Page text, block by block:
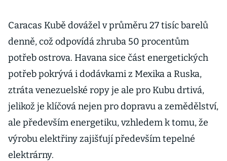
Caracas Kubě dovážel v průměru 27 tisíc barelů
denně, což odpovídá zhruba 50 procentům
potřeb ostrova. Havana sice část energetických
potřeb pokrývá i dodávkami z Mexika a Ruska,
ztráta venezuelské ropy je ale pro Kubu drtivá,
jelikož je klíčová nejen pro dopravu a zemědělství,
ale především energetiku, vzhledem k tomu, že
výrobu elektřiny zajišťují především tepelné
elektrárny.